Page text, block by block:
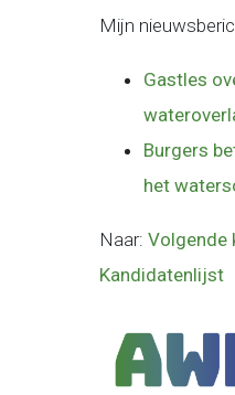
Mijn
Gastles
Burgers
het
Naar: Volgende
Kandidatenlijst